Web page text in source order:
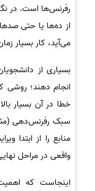
رفرنس‌ها است. در
از ده‌ها یا حتی
می‌آید، کار بسیار
بسیاری از
انجام دهند؛ روشی
خطا در آن بسیار
منابع را از ابتدا
واقعی در مراحل
اینجاست که اهمیت